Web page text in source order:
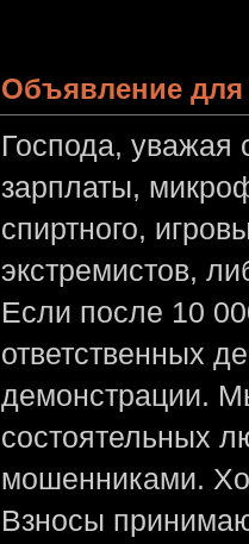
Объявление для
Господа,
зарплаты,
спиртного,
экстремистов,
Если после 10
ответственных
демонстрации.
состоятельных
мошенниками.
Взносы